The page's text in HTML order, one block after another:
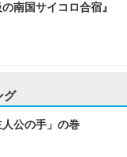
南国サイコロ合宿』
グ
人公の手」の巻